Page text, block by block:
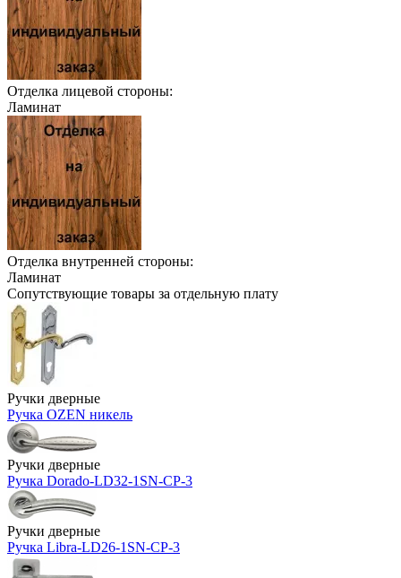
Отделка лицевой стороны:
Ламинат
Отделка внутренней стороны:
Ламинат
Сопутствующие товары за отдельную плату
Ручки дверные
Ручка OZEN никель
Ручки дверные
Ручка Dorado-LD32-1SN-CP-3
Ручки дверные
Ручка Libra-LD26-1SN-CP-3